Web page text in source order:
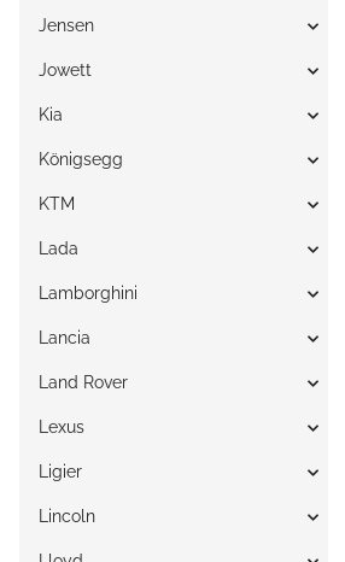
Jensen
Jowett
Kia
Königsegg
KTM
Lada
Lamborghini
Lancia
Land Rover
Lexus
Ligier
Lincoln